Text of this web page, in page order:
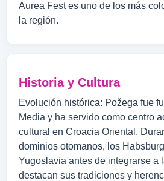
Aurea Fest es uno de los más
la región.
Historia y Cultura
Evolución histórica: Požega fue
Media y ha servido como centro
cultural en Croacia Oriental.
dominios otomanos, los
Yugoslavia antes de integrarse a
destacan sus tradiciones y